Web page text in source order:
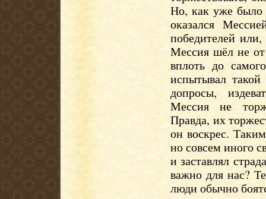
Но, как уже было
оказался
победителей
Мессия шёл не
вплоть до
испытывал
допросы,
Мессия не
Правда, их
он воскрес.
но совсем иного
и заставлял
важно для нас?
люди обычно